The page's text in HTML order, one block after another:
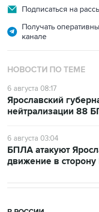
Подписаться на
Получать
канале
НОВОСТИ ПО ТЕМЕ
6 августа 08:17
Ярославский
нейтрализации 88
6 августа 03:04
БПЛА атакуют
движение в